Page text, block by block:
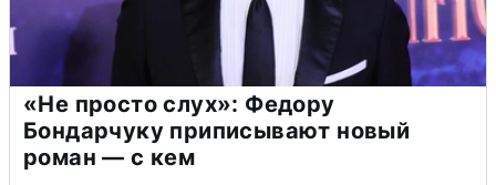
«Не просто слух»: Федору
Бондарчуку приписывают новый
роман — с кем